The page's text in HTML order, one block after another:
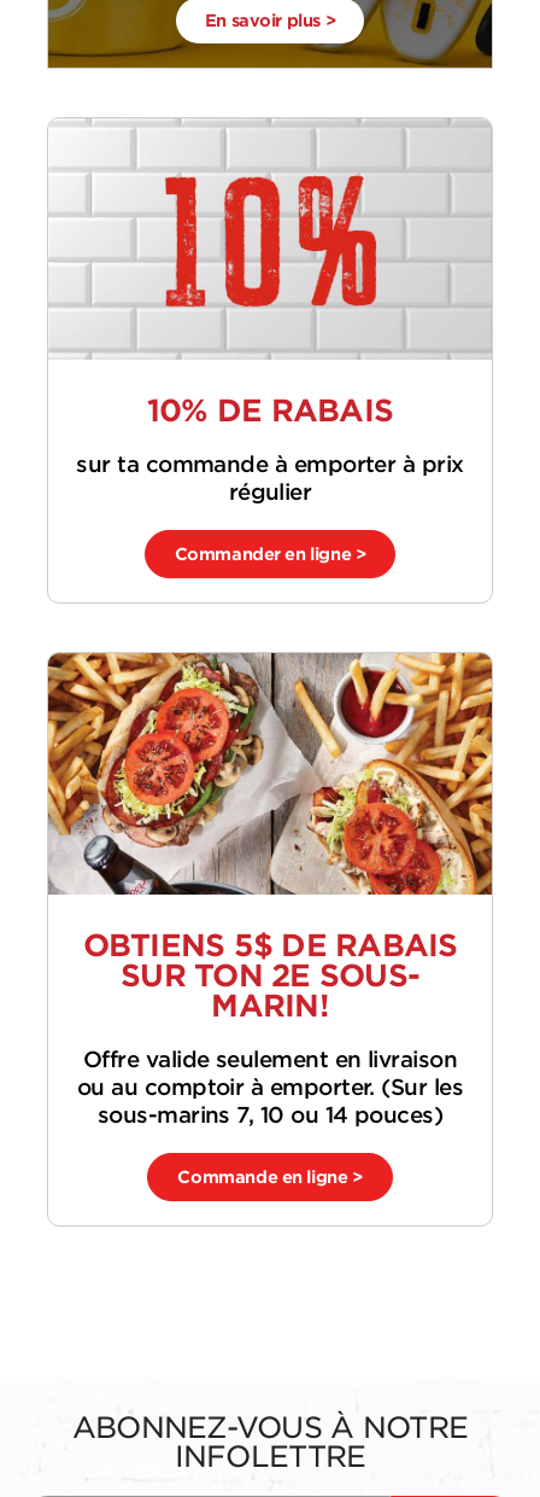
En savoir plus >
10% DE RABAIS
sur ta commande à emporter à prix
régulier
Commander en ligne >
OBTIENS 5$ DE RABAIS
SUR TON 2E SOUS-
MARIN!
Offre valide seulement en livraison
ou au comptoir à emporter. (Sur les
sous-marins 7, 10 ou 14 pouces)
Commande en ligne >
ABONNEZ-VOUS À NOTRE
INFOLETTRE